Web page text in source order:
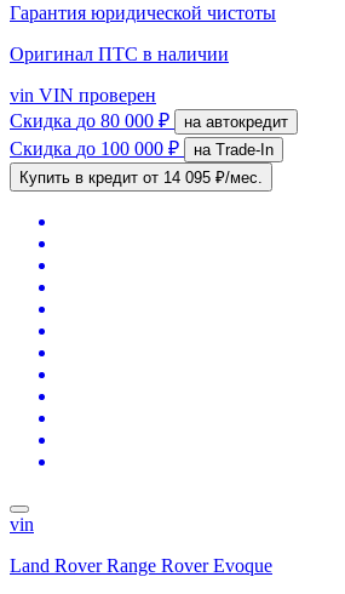
Гарантия юридической чистоты
Оригинал ПТС в наличии
vin VIN проверен
Скидка до 80 000 ₽ на автокредит
Скидка до 100 000 ₽
на Trade-In
Купить в кредит от 14 095 ₽/мес.
vin
Land Rover Range Rover Evoque